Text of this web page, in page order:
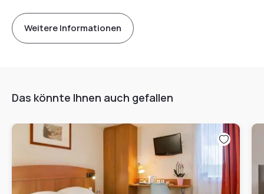
Weitere Informationen
Das könnte Ihnen auch gefallen